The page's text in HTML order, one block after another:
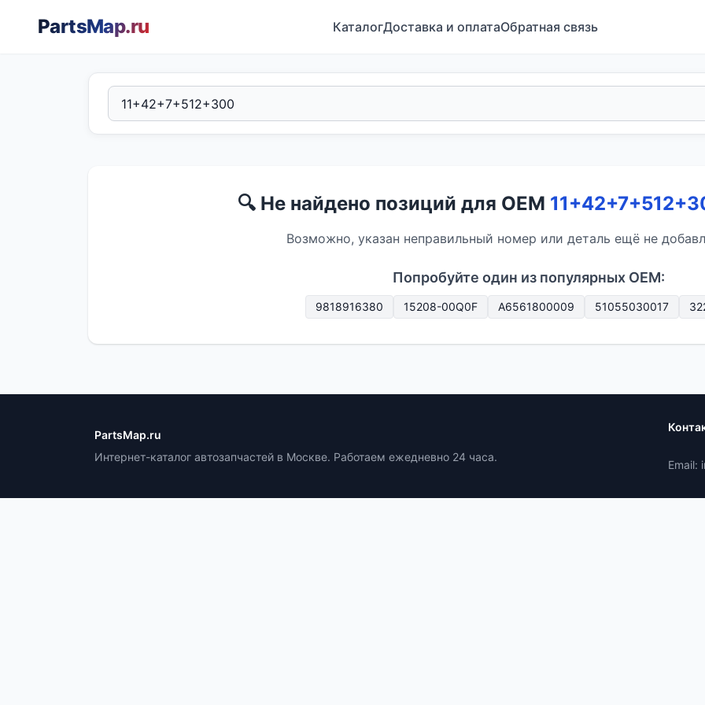
PartsMap.ru КаталогДоставка и оплатаОбратная связь
🔍 Не найдено позиций для OEM
Возможно, указан неправильный номер или деталь ещё не
Попробуйте один из популярных OEM:
9818916380 15208-00Q0F A6561800009 51055030017
PartsMap.ru
Интернет-каталог автозапчастей в Москве. Работаем ежедневно 24 часа.
Email: